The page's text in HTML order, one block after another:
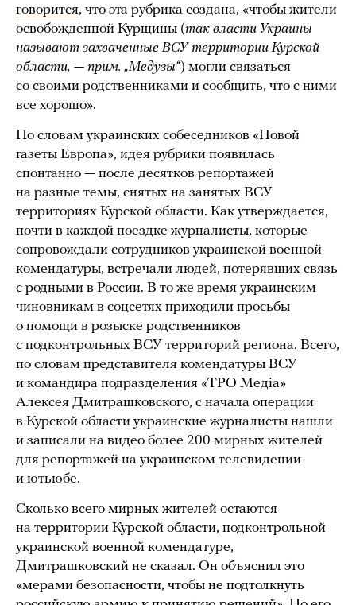
говорится, что эта рубрика создана, «чтобы жители
освобожденной Курщины (так власти Украины
называют захваченные ВСУ территории Курской
области, — прим. „Медузы“) могли связаться
со своими родственниками и сообщить, что с ними
все хорошо».
По словам украинских собеседников «Новой
газеты Европа», идея рубрики появилась
спонтанно — после десятков репортажей
на разные темы, снятых на занятых ВСУ
территориях Курской области. Как утверждается,
почти в каждой поездке журналисты, которые
сопровождали сотрудников украинской военной
комендатуры, встречали людей, потерявших связь
с родными в России. В то же время украинским
чиновникам в соцсетях приходили просьбы
о помощи в розыске родственников
с подконтрольных ВСУ территорий региона. Всего,
по словам представителя комендатуры ВСУ
и командира подразделения «ТРО Медіа»
Алексея Дмитрашковского, с начала операции
в Курской области украинские журналисты нашли
и записали на видео более 200 мирных жителей
для репортажей на украинском телевидении
и ютьюбе.
Сколько всего мирных жителей остаются
на территории Курской области, подконтрольной
украинской военной комендатуре,
Дмитрашковский не сказал. Он объяснил это
«мерами безопасности, чтобы не подтолкнуть